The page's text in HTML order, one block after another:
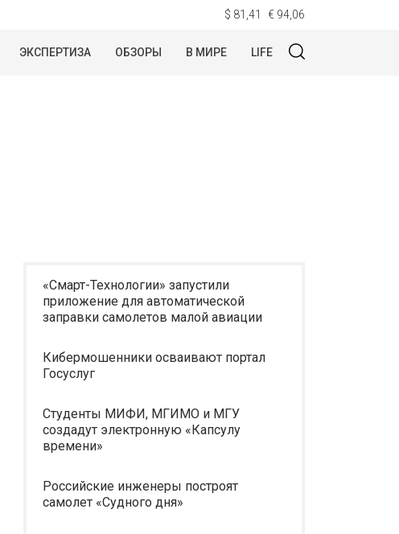
$ 81,41 € 94,06
ЭКСПЕРТИЗА ОБЗОРЫ В МИРЕ LIFE
«Смарт-Технологии» запустили
приложение для автоматической
заправки самолетов малой авиации
Кибермошенники осваивают портал
Госуслуг
Студенты МИФИ, МГИМО и МГУ
создадут электронную «Капсулу
времени»
Российские инженеры построят
самолет «Судного дня»